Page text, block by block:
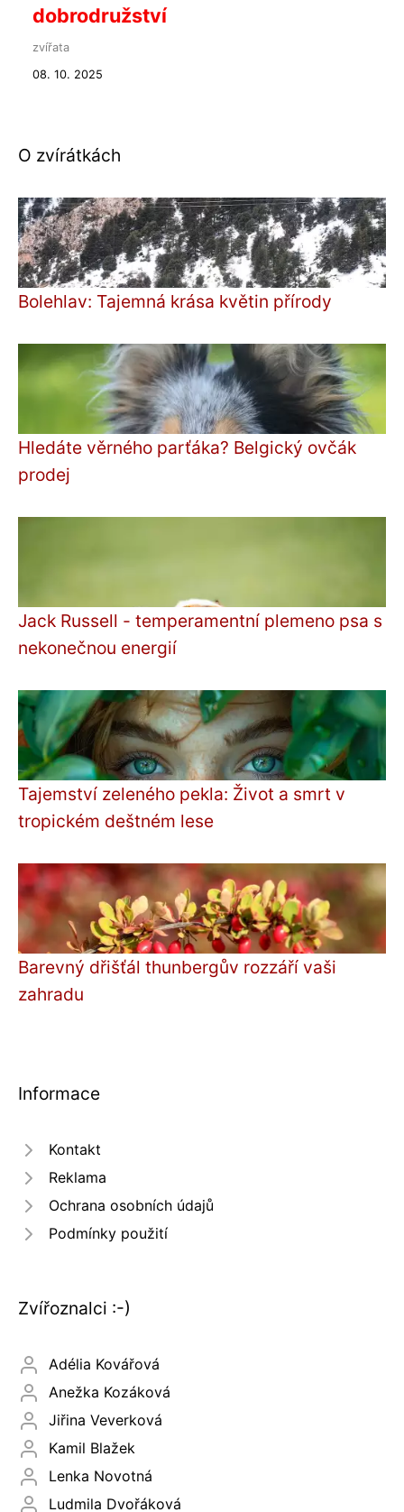
dobrodružství
zvířata
08. 10. 2025
O zvírátkách
Bolehlav: Tajemná krása květin přírody
Hledáte věrného parťáka? Belgický ovčák
prodej
Jack Russell - temperamentní plemeno psa s
nekonečnou energií
Tajemství zeleného pekla: Život a smrt v
tropickém deštném lese
Barevný dřišťál thunbergův rozzáří vaši
zahradu
Informace
Kontakt
Reklama
Ochrana osobních údajů
Podmínky použití
Zvířoznalci :-)
Adélia Kovářová
Anežka Kozáková
Jiřina Veverková
Kamil Blažek
Lenka Novotná
Ludmila Dvořáková